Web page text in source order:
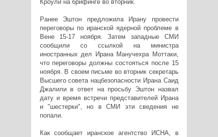
Кроули на брифинге во вторник.
Ранее Эштон предложила Ирану провести
переговоры по иранской ядерной проблеме в
Вене 15-17 ноября. Затем западные СМИ
сообщили со ссылкой на министра
иностранных дел Ирана Манучехра Моттаки,
что переговоры должны состояться после 15
ноября. В своем письме во вторник секретарь
Высшего совета нацбезопасности Ирана Саид
Джалили в ответ на просьбу Эштон назвал
дату и время встречи представителей Ирана
и "шестерки", но в СМИ эти сведения не
попали.
Как сообщает иранское агентство ИСНА, в